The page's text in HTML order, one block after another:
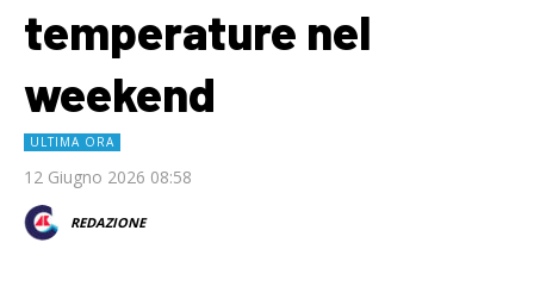
temperature nel
weekend
ULTIMA ORA
12 Giugno 2026 08:58
REDAZIONE